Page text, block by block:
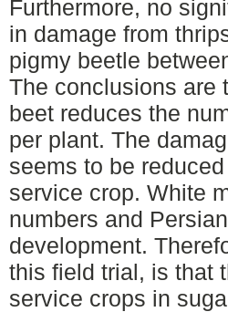
Furthermore, no
in damage from
pigmy beetle
The conclusions are
beet reduces the
per plant. The
seems to be
service crop. White
numbers and
development.
this field trial, is that
service crops in